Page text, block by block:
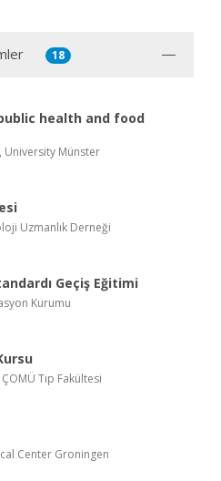
18
health and food
University Münster
Uzmanlık Derneği
Geçiş Eğitimi
Kurumu
Tıp Fakültesi
Center Groningen